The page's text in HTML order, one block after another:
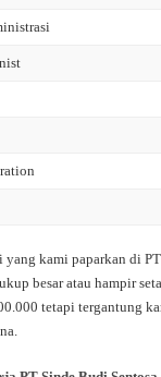
kami paparkan di
besar atau hampir
tetapi tergantung